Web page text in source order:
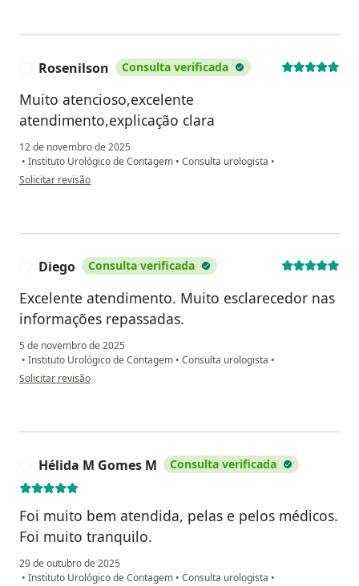
Rosenilson Consulta verificada
Muito atencioso,excelente
atendimento,explicação clara
12 de novembro de 2025
• Instituto Urológico de Contagem • Consulta urologista •
na opinião do utilizador Rosenilson
Solicitar revisão
Diego Consulta verificada
Excelente atendimento. Muito esclarecedor nas
informações repassadas.
5 de novembro de 2025
• Instituto Urológico de Contagem • Consulta urologista •
na opinião do utilizador Diego
Solicitar revisão
Hélida M Gomes M Consulta verificada
Foi muito bem atendida, pelas e pelos médicos.
Foi muito tranquilo.
29 de outubro de 2025
• Instituto Urológico de Contagem • Consulta urologista •